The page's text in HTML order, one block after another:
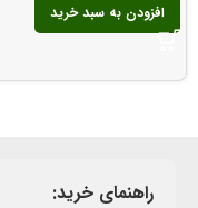
افزودن به سبد خرید
راهنمای خرید: